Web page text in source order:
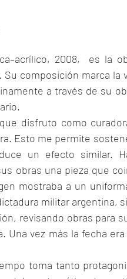
2008,  es la
composición marca la
a través de su
disfruto como
Esto me permite
un efecto similar.
obras una pieza que
mostraba a un
militar argentina,
revisando obras para
Una vez más la fecha
toma tanto